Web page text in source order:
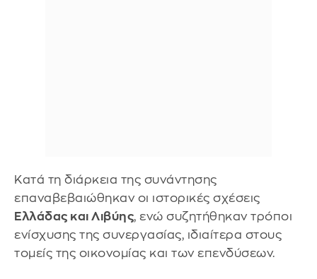
Κατά τη διάρκεια της συνάντησης
επαναβεβαιώθηκαν οι ιστορικές σχέσεις
Ελλάδας και Λιβύης, ενώ συζητήθηκαν τρόποι
ενίσχυσης της συνεργασίας, ιδιαίτερα στους
τομείς της οικονομίας και των επενδύσεων.